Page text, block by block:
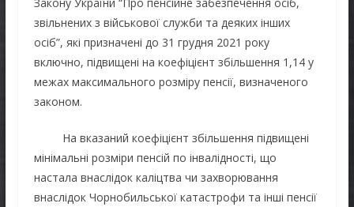
звільнених з військової служби та деяких інших
осіб”, які призначені до 31 грудня 2021 року
включно, підвищені на коефіцієнт збільшення 1,14 у
межах максимального розміру пенсії, визначеного
законом.
На вказаний коефіцієнт збільшення підвищені
мінімальні розміри пенсій по інвалідності, що
настала внаслідок каліцтва чи захворювання
внаслідок Чорнобильської катастрофи та інші пенсії